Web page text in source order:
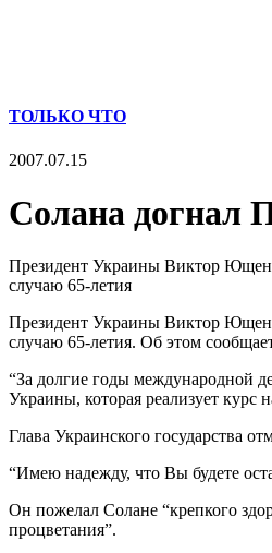
ТОЛЬКО ЧТО
2007.07.15
Солана догнал
Президент Украины Виктор
случаю 65-летия
Президент Украины Виктор
случаю 65-летия. Об этом
“За долгие годы международной
Украины, которая реализует
Глава Украинского государства
“Имею надежду, что Вы будете
Он пожелал Солане “крепкого
процветания”.